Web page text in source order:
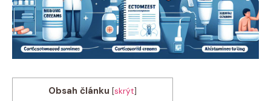
Obsah článku [skrýt]